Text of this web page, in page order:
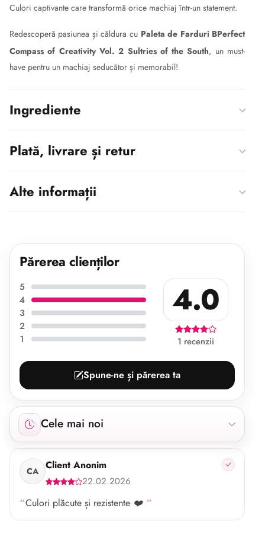
Culori captivante care transformă orice machiaj într-un statement.
Redescoperă pasiunea și căldura cu Paleta de Farduri BPerfect
Compass of Creativity Vol. 2 Sultries of the South, un must-
have pentru un machiaj seducător și memorabil!
Ingrediente
Plată, livrare și retur
Alte informații
Părerea clienților
5
4
3
2
1
4.0
1 recenzii
Spune-ne și părerea ta
Cele mai noi
Afișăm 1 recenzie începând cu cele mai noi.
CA Client Anonim
22.02.2026
Culori plăcute și rezistente ❤️